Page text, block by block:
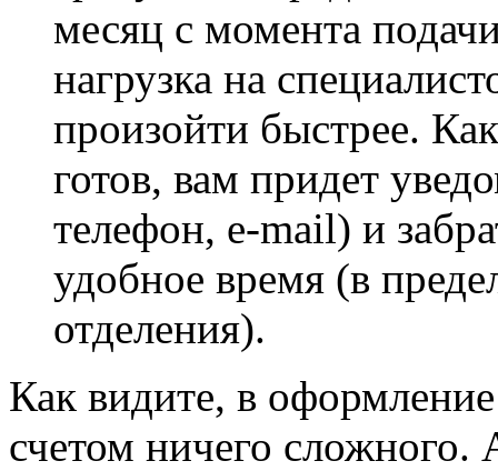
месяц с момента
нагрузка на
произойти быстрее.
готов, вам придет
телефон, e-mail) и
удобное время (в
отделения).
Как видите, в
счетом ничего сложного.